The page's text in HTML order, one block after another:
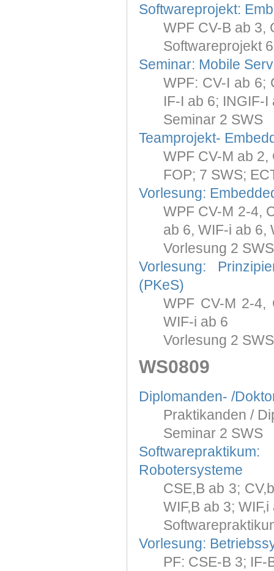
Softwareprojekt:
WPF CV-B ab 3,
Softwareprojekt
Seminar: Mobile
WPF: CV-I ab 6;
IF-I ab 6; INGIF-
Seminar 2 SWS
Teamprojekt-
WPF CV-M ab 2,
FOP; 7 SWS;
Vorlesung:
WPF CV-M 2-4,
ab 6, WIF-i ab 6,
Vorlesung 2
Vorlesung:
(PKeS)
WPF CV-M 2-
WIF-i ab 6
Vorlesung 2
WS0809
Diplomanden- /
Praktikanden /
Seminar 2 SWS
Robotersysteme
CSE,B ab 3;
WIF,B ab 3; WIF,i
Vorlesung:
PF: CSE-B 3; IF-